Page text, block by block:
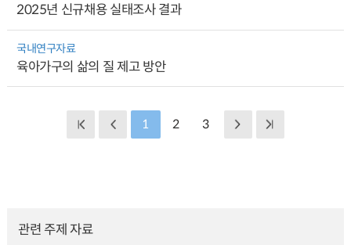
2025년 신규채용 실태조사 결과
국내연구자료
육아가구의 삶의 질 제고 방안
1 2 3
관련 주제 자료